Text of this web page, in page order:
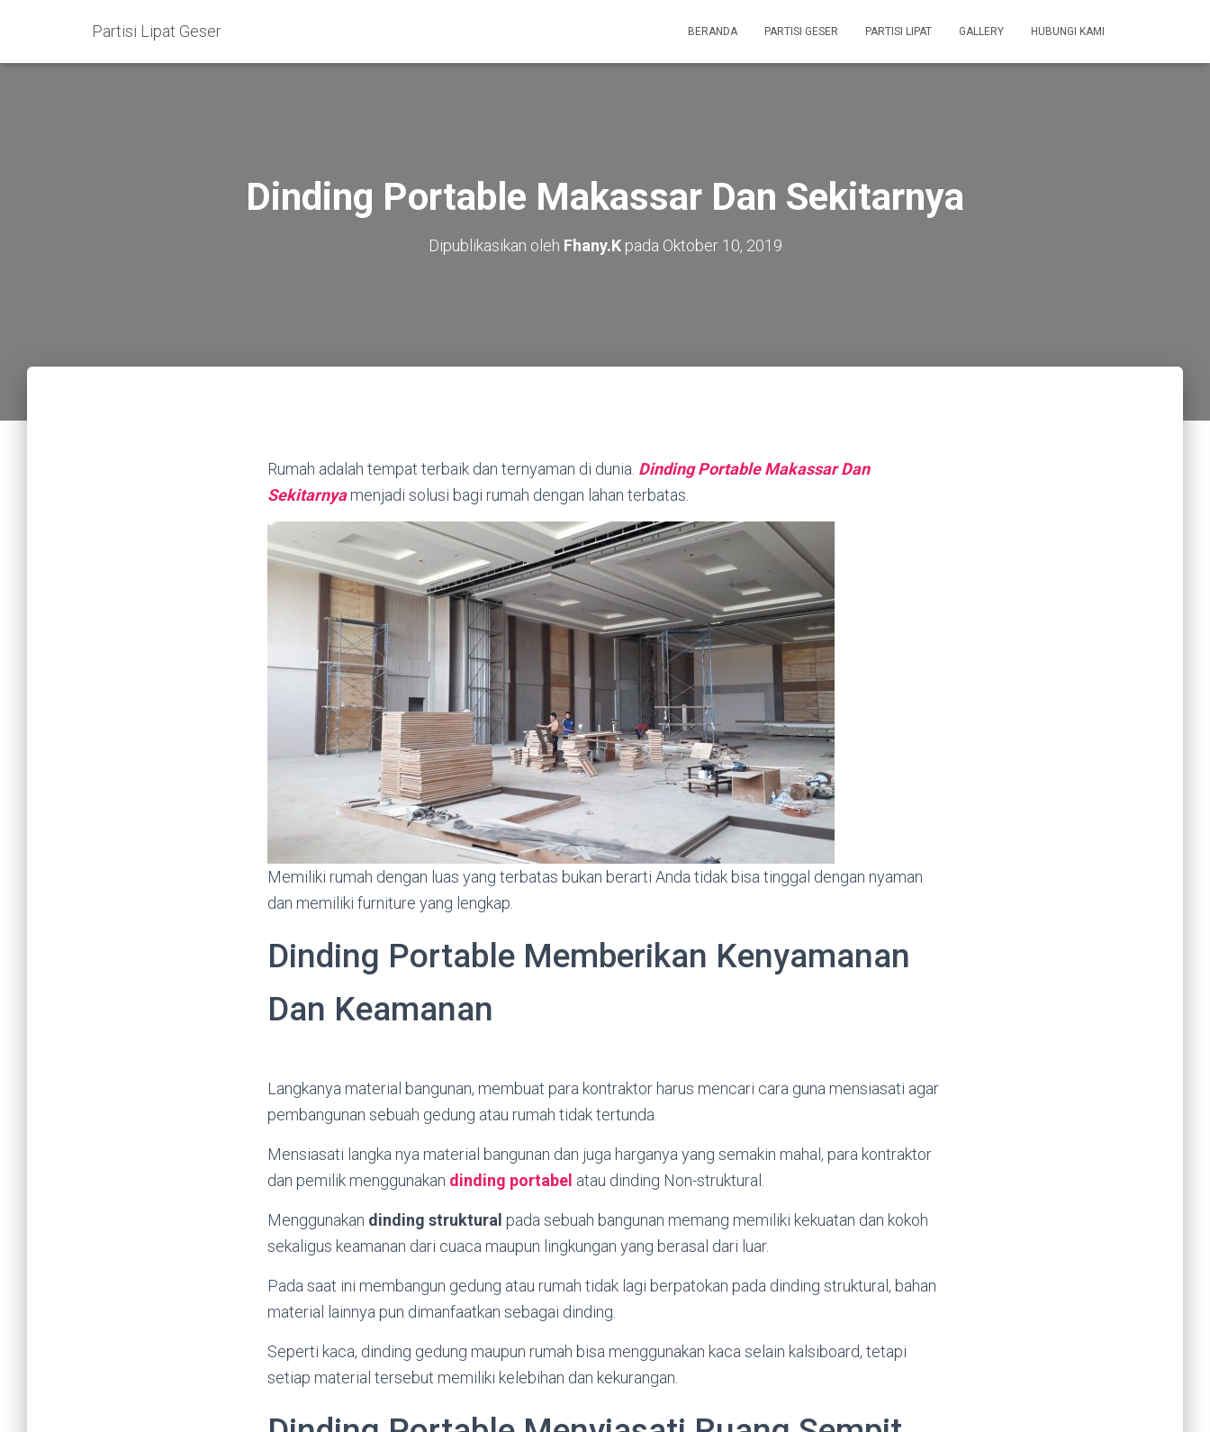
Partisi Lipat Geser BERANDA PARTISI GESER PARTISI LIPAT GALLERY HUBUNGI KAMI
Dinding Portable Makassar Dan Sekitarnya
Dipublikasikan oleh Fhany.Kpada Oktober 10, 2019
Rumah adalah tempat terbaik dan ternyaman di dunia. Dinding Portable Makassar Dan
Sekitarnyamenjadi solusi bagi rumah dengan lahan terbatas.
Memiliki rumah dengan luas yang terbatas bukan berarti Anda tidak bisa tinggal dengan nyaman
dan memiliki furniture yang lengkap.
Dinding Portable Memberikan Kenyamanan
Dan Keamanan
Langkanya material bangunan, membuat para kontraktor harus mencari cara guna mensiasati agar
pembangunan sebuah gedung atau rumah tidak tertunda.
Mensiasati langka nya material bangunan dan juga harganya yang semakin mahal, para kontraktor
dan pemilik menggunakan dinding portabel atau dinding Non-struktural.
Menggunakan dinding struktural pada sebuah bangunan memang memiliki kekuatan dan kokoh
sekaligus keamanan dari cuaca maupun lingkungan yang berasal dari luar.
Pada saat ini membangun gedung atau rumah tidak lagi berpatokan pada dinding struktural, bahan
material lainnya pun dimanfaatkan sebagai dinding.
Seperti kaca, dinding gedung maupun rumah bisa menggunakan kaca selain kalsiboard, tetapi
setiap material tersebut memiliki kelebihan dan kekurangan.